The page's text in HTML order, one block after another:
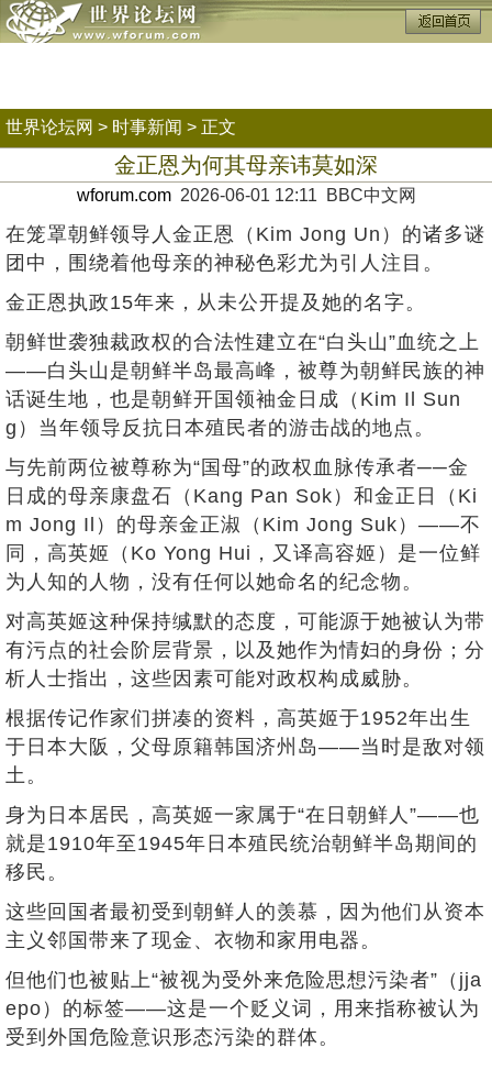
世界论坛网 > 时事新闻 > 正文
金正恩为何其母亲讳莫如深
wforum.com2026-06-01 12:11 BBC中文网
在笼罩朝鲜领导人金正恩（Kim Jong Un）的诸多谜
团中，围绕着他母亲的神秘色彩尤为引人注目。
金正恩执政15年来，从未公开提及她的名字。
朝鲜世袭独裁政权的合法性建立在“白头山”血统之上
——白头山是朝鲜半岛最高峰，被尊为朝鲜民族的神
话诞生地，也是朝鲜开国领袖金日成（Kim Il Sun
g）当年领导反抗日本殖民者的游击战的地点。
与先前两位被尊称为“国母”的政权血脉传承者──金
日成的母亲康盘石（Kang Pan Sok）和金正日（Ki
m Jong Il）的母亲金正淑（Kim Jong Suk）——不
同，高英姬（Ko Yong Hui，又译高容姬）是一位鲜
为人知的人物，没有任何以她命名的纪念物。
对高英姬这种保持缄默的态度，可能源于她被认为带
有污点的社会阶层背景，以及她作为情妇的身份；分
析人士指出，这些因素可能对政权构成威胁。
根据传记作家们拼凑的资料，高英姬于1952年出生
于日本大阪，父母原籍韩国济州岛——当时是敌对领
土。
身为日本居民，高英姬一家属于“在日朝鲜人”——也
就是1910年至1945年日本殖民统治朝鲜半岛期间的
移民。
这些回国者最初受到朝鲜人的羡慕，因为他们从资本
主义邻国带来了现金、衣物和家用电器。
但他们也被贴上“被视为受外来危险思想污染者”（jja
epo）的标签——这是一个贬义词，用来指称被认为
受到外国危险意识形态污染的群体。